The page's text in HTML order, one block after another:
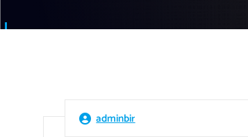
adminbir